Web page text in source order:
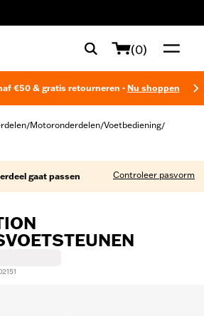
(0)
€50 & gratis retourneren - Nu shoppen
/Motoronderdelen/Voetbediening/
gaat passen Controleer pasvorm